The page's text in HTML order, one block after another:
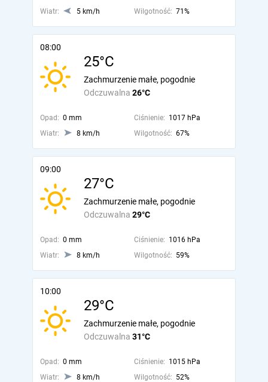
Wiatr: 5 km/h Wilgotność: 71%
08:00
25°C
Odczuwalna 26°C
Zachmurzenie małe, pogodnie
Opad: 0 mm Ciśnienie: 1017 hPa
Wiatr:
8 km/h Wilgotność: 67%
09:00
27°C
Odczuwalna 29°C
Zachmurzenie małe, pogodnie
Opad: 0 mm Ciśnienie: 1016 hPa
Wiatr:
8 km/h Wilgotność: 59%
10:00
29°C
Odczuwalna 31°C
Zachmurzenie małe, pogodnie
Opad: 0 mm Ciśnienie: 1015 hPa
Wiatr:
8 km/h Wilgotność: 52%